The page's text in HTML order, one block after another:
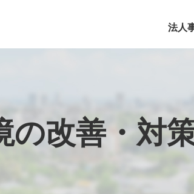
法人
の改善・対